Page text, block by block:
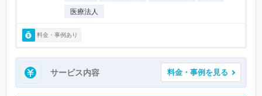
医療法人
料金・事例あり
サービス内容 料金・事例を見る